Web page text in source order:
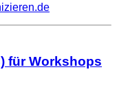
für Workshops